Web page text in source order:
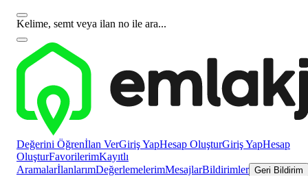
Kelime, semt veya ilan no ile ara...
Değerini Öğrenİlan VerGiriş YapHesap OluşturGiriş YapHesap
OluşturFavorilerimKayıtlı
AramalarİlanlarımDeğerlemelerimMesajlarBildirimler Geri Bildirim